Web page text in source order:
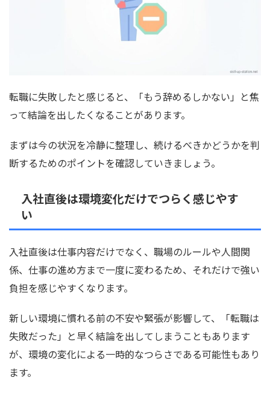
転職に失敗したと感じると、「もう辞めるしかない」と焦
って結論を出したくなることがあります。
まずは今の状況を冷静に整理し、続けるべきかどうかを判
断するためのポイントを確認していきましょう。
入社直後は環境変化だけでつらく感じやす
い
入社直後は仕事内容だけでなく、職場のルールや人間関
係、仕事の進め方まで一度に変わるため、それだけで強い
負担を感じやすくなります。
新しい環境に慣れる前の不安や緊張が影響して、「転職は
失敗だった」と早く結論を出してしまうこともあります
が、環境の変化による一時的なつらさである可能性もあり
ます。